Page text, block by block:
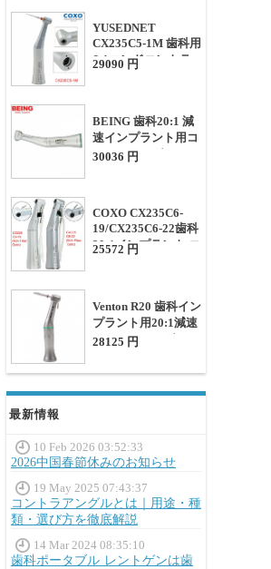
YUSEDNET
CX235C5-1M 歯科用
6:1エンドコントラ
29090 円
BEING 歯科20:1 減
速インプラント用コ
ントラアングルハン
30036 円
COXO CX235C6-
19/CX235C6-22歯科
20:1インプラント コ
25572 円
Venton R20 歯科イン
プラント用20:1減速
コントラアングル
28125 円
最新情報
10 Feb 2026 03:52:33
2026中国春節休みのお知らせ
19 May 2025 07:43:37
コントラアングルとは｜用途・種
類・選び方を徹底解説
14 Mar 2024 08:35:10
歯科ポータブル レントゲンは歯